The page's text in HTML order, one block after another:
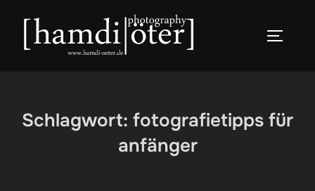
springen
Schlagwort: fotografietipps für
anfänger